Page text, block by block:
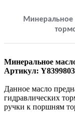
Минеральное
Минеральное
Артикул:
Данное масло
гидравлических
ручки к поршням